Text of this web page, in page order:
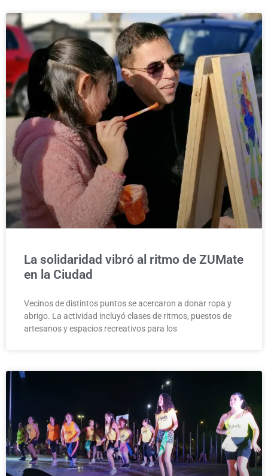
La solidaridad vibró al ritmo de ZUMate
en la Ciudad
Vecinos de distintos puntos se acercaron a donar ropa y
abrigo. La actividad incluyó clases de ritmos, puestos de
artesanos y espacios recreativos para los